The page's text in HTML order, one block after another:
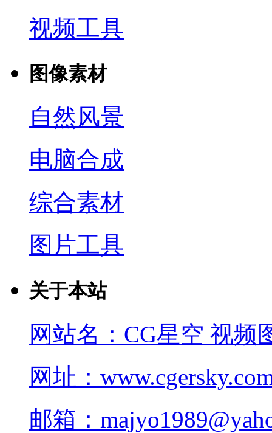
视频工具
图像素材
自然风景
电脑合成
综合素材
图片工具
关于本站
网站名：CG星空 视频
网址：
邮箱：